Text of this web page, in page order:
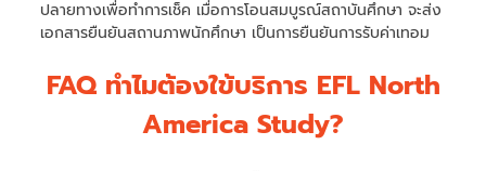
ปลายทางเพื่อทำการเช็ค เมื่อการโอนสมบูรณ์สถาบันศึกษา จะส่ง
เอกสารยืนยันสถานภาพนักศึกษา เป็นการยืนยันการรับค่าเทอม
FAQ ทำไมต้องใข้บริการ EFL North
America Study?